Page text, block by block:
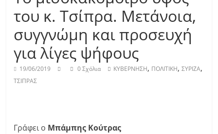
του κ. Τσίπρα. Μετάνοια,
συγγνώμη και προσευχή
για λίγες ψήφους
19/06/2019 0 Σχόλια ΚΥΒΕΡΝΗΣΗ, ΠΟΛΙΤΙΚΗ,ΣΥΡΙΖΑ,
ΤΣΙΠΡΑΣ
Γράφει ο Μπάμπης Κούτρας